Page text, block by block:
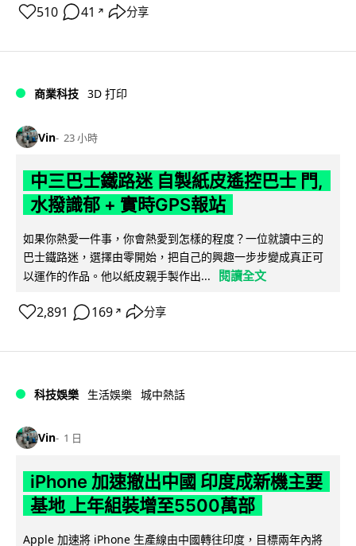
510 41 ↗ 分享
商業科技 3D 打印
Vin 23 小時
中三巴士鐵路迷 自製紙皮遙控巴士 門,
水撥識郁 + 實時GPS報站
如果你熱愛一件事，你會熱愛到怎樣的程度？一位就讀中三的
巴士鐵路迷，選擇由零開始，把自己的興趣一步步變成真正可
以運作的作品。他以紙皮親手製作出...
閱讀全文
2,891 169 ↗ 分享
科技娛樂 生活娛樂 城中熱話
Vin 1 日
iPhone 加速撤出中國 印度成新機主要
基地 上年組裝增至5500萬部
Apple 加速將 iPhone 生產線由中國轉往印度，目標兩年內將